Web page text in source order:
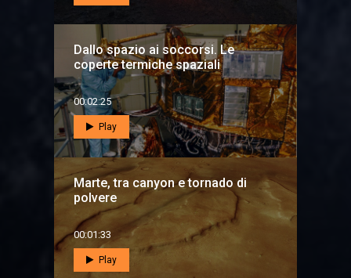
Dallo spazio ai soccorsi. Le
coperte termiche spaziali
00:02:25
Play
Marte, tra canyon e tornado di
polvere
00:01:33
Play